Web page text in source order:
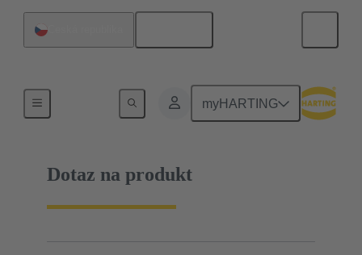
myHARTING
33 04 211 0100 002
Dotaz na produkt